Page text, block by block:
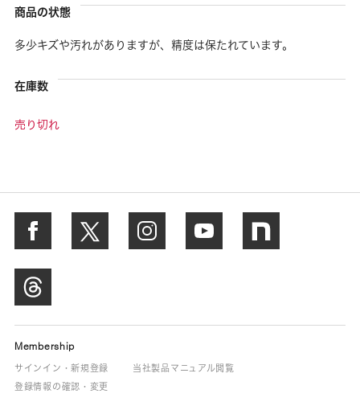
商品の状態
多少キズや汚れがありますが、精度は保たれています。
在庫数
売り切れ
Membership
サインイン・新規登録
当社製品マニュアル閲覧
登録情報の確認・変更